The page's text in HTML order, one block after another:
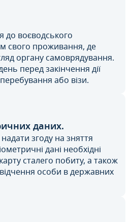
до воєводського
свого проживання, де
органу самоврядування.
перед закінчення дії
або візи.
даних.
згоду на зняття
дані необхідні
сталего побиту, а також
особи в державних